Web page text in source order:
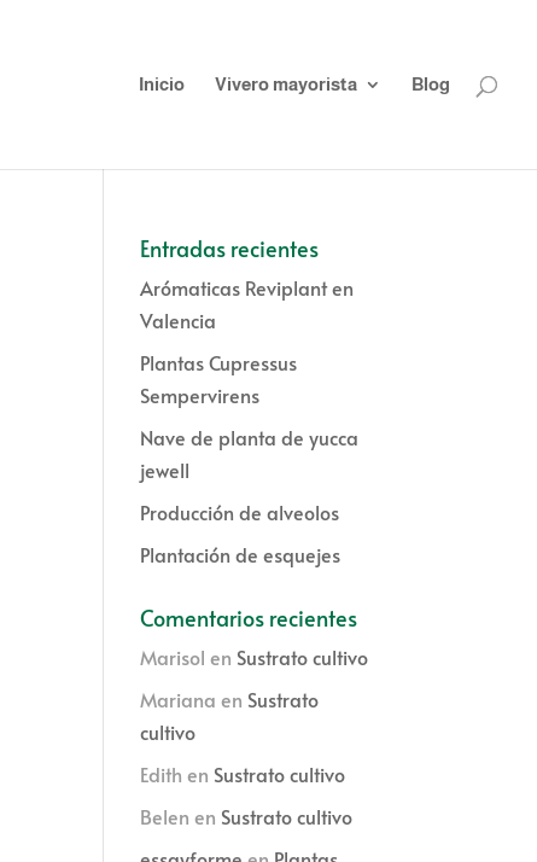
Inicio Vivero mayorista Blog
Entradas recientes
Arómaticas Reviplant en
Valencia
Plantas Cupressus
Sempervirens
Nave de planta de yucca
jewell
Producción de alveolos
Plantación de esquejes
Comentarios recientes
Marisol en Sustrato cultivo
Mariana en Sustrato
cultivo
Edith en Sustrato cultivo
Belen en Sustrato cultivo